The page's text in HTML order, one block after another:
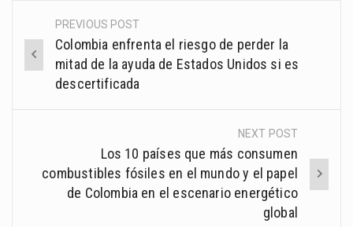
Post
navigation
PREVIOUS POST
Colombia enfrenta el riesgo de perder la
mitad de la ayuda de Estados Unidos si es
descertificada
NEXT POST
Los 10 países que más consumen
combustibles fósiles en el mundo y el papel
de Colombia en el escenario energético
global